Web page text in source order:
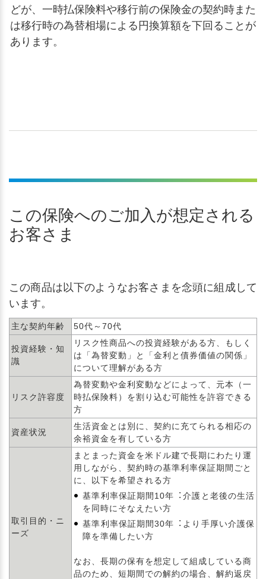
どが、一時払保険料や移行前の保険金の契約時また
は移行時の為替相場による円換算額を下回ることが
あります。
この保険へのご加入が想定される
お客さま
この商品は以下のようなお客さまを念頭に組成して
います。
主な契約年齢 50代～70代
投資経験・知
識
リスク性商品への投資経験がある方、もしく
は「為替変動」と「金利と債券価値の関係」
について理解がある方
リスク許容度
為替変動や金利変動などによって、元本（一
時払保険料）を割り込む可能性を許容できる
方
資産状況
生活資金とは別に、契約に充てられる相応の
余裕資金を有している方
取引目的・ニ
ーズ
まとまった資金を米ドル建で長期にわたり運
用しながら、契約時の基準利率保証期間ごと
に、以下を希望される方
基準利率保証期間10年︓介護と老後の生活
を同時にそなえたい方
基準利率保証期間30年︓より手厚い介護保
障を準備したい方
なお、長期の保有を想定して組成している商
品のため、短期間での解約の場合、解約返戻